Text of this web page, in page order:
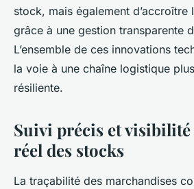
stock, mais également
grâce à une gestion transparente
L’ensemble de ces innovations
la voie à une chaîne logistique
résiliente.
Suivi précis et visibilité
réel des stocks
La traçabilité des marchandises